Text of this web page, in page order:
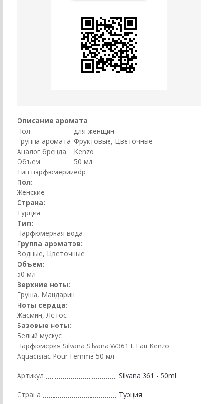
Описание аромата
Пол
для женщин
Группа аромата Фруктовые, Цветочные
Аналог бренда
Kenzo
Объем
50 мл
Тип парфюмерииedp
Пол:
Женские
Страна:
Турция
Тип:
Парфюмерная вода
Группа ароматов:
Водные, Цветочные
Объем:
50 мл
Верхние ноты:
Груша, Мандарин
Ноты сердца:
Жасмин, Лотос
Базовые ноты:
Белый мускус
Парфюмерия Silvana Silvana W361 L'Eau Kenzo
Aquadisiac Pour Femme 50 мл
Артикул Silvana 361 - 50ml
Страна Турция